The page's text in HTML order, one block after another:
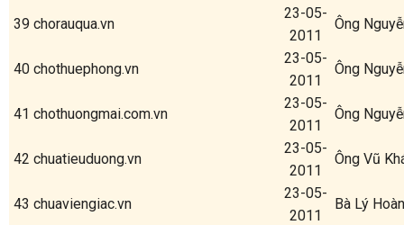
39 chorauqua.vn
23-05-
2011
Ông
40 chothuephong.vn
23-05-
2011
Ông
41 chothuongmai.com.vn
23-05-
2011
Ông
42 chuatieuduong.vn
23-05-
2011
Ông Vũ
43 chuaviengiac.vn
23-05-
2011
Bà Lý